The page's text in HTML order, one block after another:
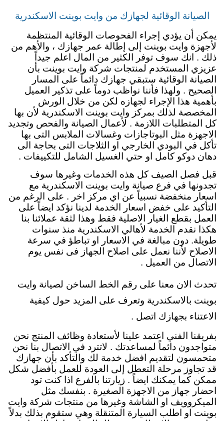
الصيانة الوقائية لجهازك من وايت بوينت الاسكندرية
يمكن أن يؤدي إجراء الفحوصات الوقائية المنتظمة
لأجهزة وايت بوينت إلى إطالة عمر جهازك ، والأهم من
ذلك . انك سوف توفر الكثير من المال اعلم جيداً
عزيزي المستخدم لمنتجات شركة وايت بوينت بأن
الصيانة الوقائية ستبقي جهازك دائماً على المسار
الصحيح . ولهذا فأننا نواظب دوماً على تذكير العميل
بأهمية هذا الإجراء لجهازه لكن من خلال الورش
المخصصة لذلك بمركز وايت بوينت الاسكندرية لأن بها
كل المتطلبات اللازمة . لأعمال الصيانة والفحص وتجديد
الاجهزة مثل البوتاجازات وغسالات الملابس التى بها
تأكل في البودي الخارجي او الثلاجات التى بحاجة الى
دهان دوكو كامل او حتي الغسيل الشامل للتكييفات .
قبل فصل الصيف كل هذه الخدمات وغيرها سوف
تجدونها في فرع صيانة وايت بوينت الاسكندرية مع
اسعار منخفضة نسبياً عن اي مركز اخر . على الرغم من
التأكيد على خفض اسعار الخدمة لدينا نؤكد ايضاً على
العمل بقطع الغيار الاصلية فقط وهذا لثقة عملائنا بنا
هكذا نقدم الخدمة لأهالي الاسكندرية منذ سنوات
طويلة. دون مبالغة في الاسعار او تباطؤ في سرعة
الاصلاح لأننا نعمل على اصلاح الجهاز فى نفس يوم
الاتصال من العميل .
تحدث الان معنا على رقم الخط الساخن لصيانة وايت
بوينت بالاسكندرية وتعرف على المزيد حول كيفية
الاعتناء بجهازك اتصل .
بفريقنا الفني اعتمد علينا لأستعادة وظائف المنتج نحن
متواجدون دائماً لمساعدتك . لاتترد في الاتصال بنا نحن
متحمسون لتقديم افضل خدمة لك والتأكد بأن جهازك
قد تجاوز مرحلة التعطل إلى العودة للعمل بأفضل شكل
ممكن كما يمكنك ايضاً . زيارتنا بالفرع اذا كنت تود
احضار جهاز من الاجهزة الصغيرة . بنفسك مثل
الميكروويف او الشاشة وغيرها من منتجات شركة وايت
بوينت او اطلب السيارة المتنقلة وهي ستقوم بذلك بدلاً